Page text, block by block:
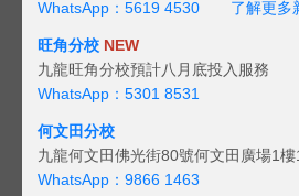
WhatsApp：5619 4530
了解更多
旺角分校 NEW
九龍旺角分校預計八月底投入服務
WhatsApp：5301 8531
何文田分校
九龍何文田佛光街80號何文田廣場1
WhatsApp：9866 1463